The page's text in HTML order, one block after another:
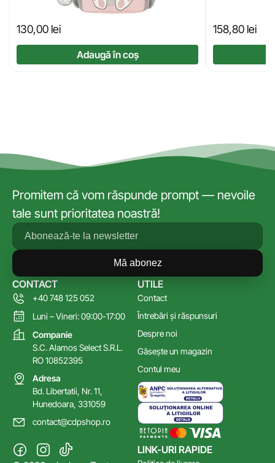
130,00 lei
Adaugă în coș
158,80 lei
Promitem că vom răspunde prompt — nevoile
tale sunt prioritatea noastră!
Mă abonez
LINK-URI RAPIDE
UTILE
Contact
Întrebări și răspunsuri
Despre noi
Găsește un magazin
Contul meu
CONTACT
+40 748 125 052
Luni – Vineri: 09:00-17:00
Companie
S.C. Alamos Select S.R.L.
RO 10852395
Adresa
Bd. Libertatii, Nr. 11,
Hunedoara, 331059
contact@cdpshop.ro